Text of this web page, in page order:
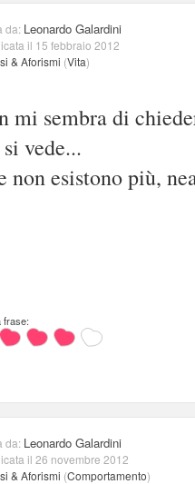
da: Leonardo Galardini
il 15 febbraio 2012
& Aforismi (Vita)
mi sembra di
vede...
non esistono più,
frase:
da: Leonardo Galardini
il 26 novembre 2012
& Aforismi (Comportamento)